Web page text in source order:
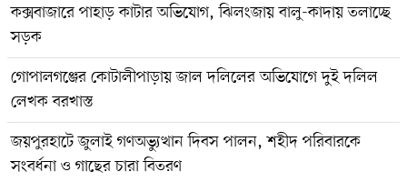
কক্সবাজারে পাহাড় কাটার অভিযোগ, ঝিলংজায় বালু-কাদায় তলাচ্ছে
সড়ক
গোপালগঞ্জের কোটালীপাড়ায় জাল দলিলের অভিযোগে দুই দলিল
লেখক বরখাস্ত
জয়পুরহাটে জুলাই গণঅভ্যুত্থান দিবস পালন, শহীদ পরিবারকে
সংবর্ধনা ও গাছের চারা বিতরণ